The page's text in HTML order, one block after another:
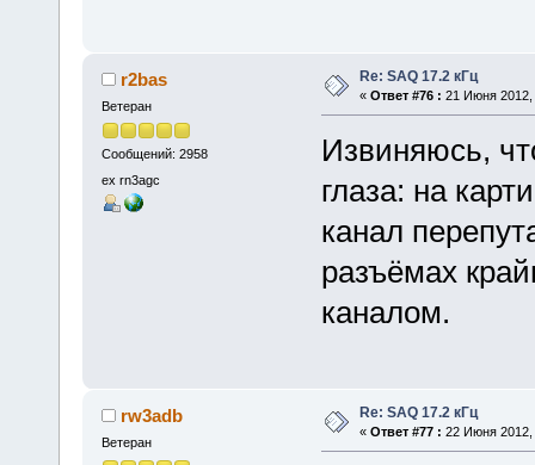
r2bas
Ветеран
Сообщений: 2958
ex rn3agc
Re: SAQ 17.2 кГц
« Ответ #76 : 21 Июня 2012,
Извиняюсь,
глаза: на
канал
разъёмах
каналом.
rw3adb
Ветеран
Re: SAQ 17.2 кГц
« Ответ #77 : 22 Июня 2012,